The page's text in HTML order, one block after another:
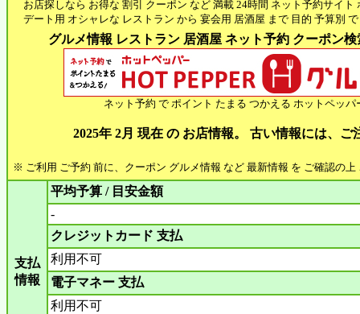
お店探しなら お得な 割引 クーポン など 満載 24時間 ネット予約サイト
デート用 オシャレな レストラン から 宴会用 居酒屋 まで 目的 予算別
グルメ情報 レストラン 居酒屋 ネット予約 クーポン
ネット予約 で ポイント たまる つかえる ホットペッパ
2025年 2月 現在 の お店情報。 古い情報には、ご
※ ご利用 ご予約 前に、クーポン グルメ情報 など 最新情報 を ご確認の上
支払
情報
平均予算 / 目安金額
-
クレジットカード 支払
利用不可
電子マネー 支払
利用不可